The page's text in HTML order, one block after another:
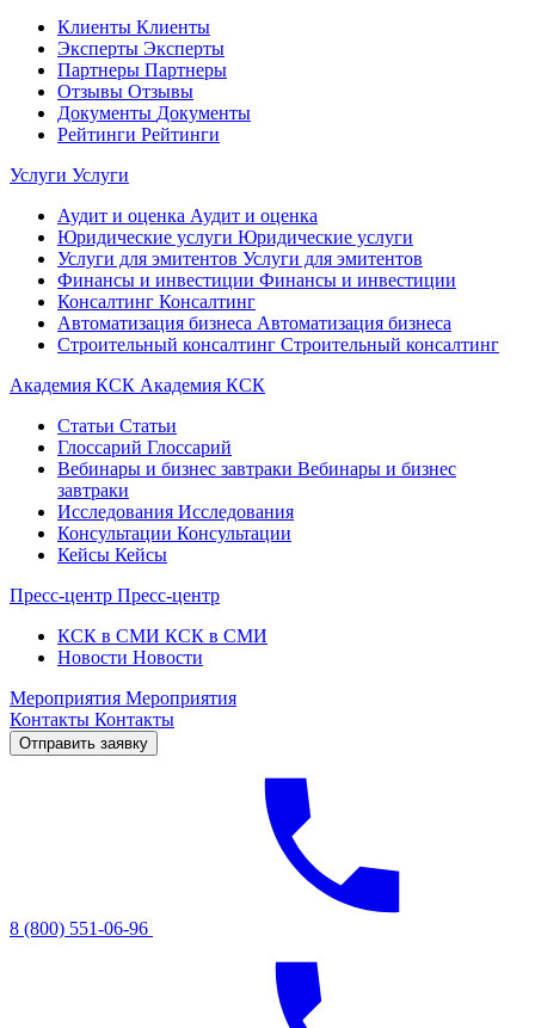
Клиенты Клиенты
Эксперты Эксперты
Партнеры Партнеры
Отзывы Отзывы
Документы Документы
Рейтинги Рейтинги
Услуги Услуги
Аудит и оценка Аудит и оценка
Юридические услуги Юридические услуги
Услуги для эмитентов Услуги для эмитентов
Финансы и инвестиции Финансы и инвестиции
Консалтинг Консалтинг
Автоматизация бизнеса Автоматизация бизнеса
Строительный консалтинг Строительный консалтинг
Академия КСК Академия КСК
Статьи Статьи
Глоссарий Глоссарий
Вебинары и бизнес завтраки Вебинары и бизнес
завтраки
Исследования Исследования
Консультации Консультации
Кейсы Кейсы
Пресс-центр Пресс-центр
КСК в СМИ КСК в СМИ
Новости Новости
Мероприятия Мероприятия
Контакты Контакты
Отправить заявку
8 (800) 551-06-96